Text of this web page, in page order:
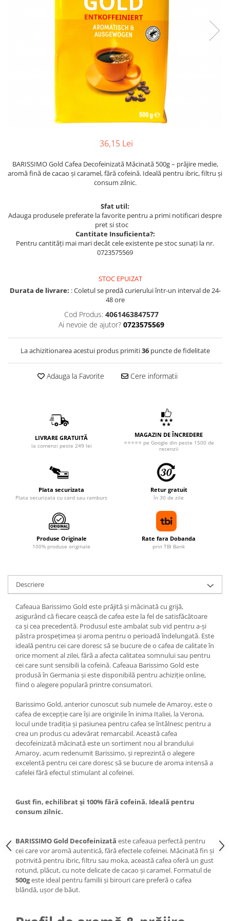
36,15 Lei
BARISSIMO Gold Cafea Decofeinizată Măcinată 500g – prăjire medie,
aromă fină de cacao și caramel, fără cofeină. Ideală pentru ibric, filtru și
consum zilnic.
Sfat util:
Adauga produsele preferate la favorite pentru a primi notificari despre
pret si stoc
Cantitate Insuficienta?:
Pentru cantități mai mari decât cele existente pe stoc sunați la nr.
0723575569
STOC EPUIZAT
Durata de livrare: : Coletul se predă curierului într-un interval de 24-
48 ore
Cod Produs: 4061463847577
Ai nevoie de ajutor? 0723575569
La achizitionarea acestui produs primiti36puncte de fidelitate
Adauga la Favorite Cere informatii
LIVRARE GRATUITĂ
la comenzi peste 249 lei
MAGAZIN DE ÎNCREDERE
⭐⭐⭐⭐⭐ pe Google din peste 1500 de
recenzii
Plata securizata
Plata securizata cu card sau ramburs
Retur gratuit
în 30 de zile
Produse Originale
100% produse originale
Rate fara Dobanda
prin TBI Bank
Descriere
Cafeaua Barissimo Gold este prăjită și măcinată cu grijă,
asigurând că fiecare ceașcă de cafea este la fel de satisfăcătoare
ca și cea precedentă. Produsul este ambalat sub vid pentru a-și
păstra prospețimea și aroma pentru o perioadă îndelungată. Este
ideală pentru cei care doresc să se bucure de o cafea de calitate în
orice moment al zilei, fără a afecta calitatea somnului sau pentru
cei care sunt sensibili la cofeină. Cafeaua Barissimo Gold este
produsă în Germania și este disponibilă pentru achiziție online,
fiind o alegere populară printre consumatori.
Barissimo Gold, anterior cunoscut sub numele de Amaroy, este o
cafea de excepție care își are originile în inima Italiei, la Verona,
locul unde tradiția și pasiunea pentru cafea se întâlnesc pentru a
crea un produs cu adevărat remarcabil. Această cafea
decofeinizată măcinată este un sortiment nou al brandului
Amaroy, acum redenumit Barissimo, și reprezintă o alegere
excelentă pentru cei care doresc să se bucure de aroma intensă a
cafelei fără efectul stimulant al cofeinei.
Gust fin, echilibrat și 100% fără cofeină. Ideală pentru
consum zilnic.
BARISSIMO Gold Decofeinizată este cafeaua perfectă pentru
cei care vor aromă autentică, fără efectele cofeinei. Măcinată fin și
potrivită pentru ibric, filtru sau moka, această cafea oferă un gust
rotund, plăcut, cu note delicate de cacao și caramel. Formatul de
500geste ideal pentru familii și birouri care preferă o cafea
blândă, ușor de băut.